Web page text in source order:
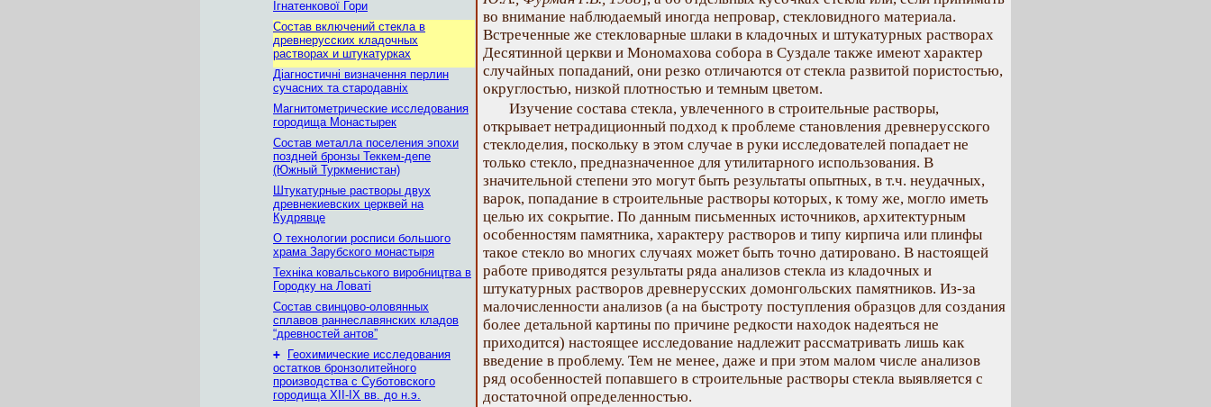
Iгнатенкової Гори
Состав включений стекла в
древнерусских кладочных
растворах и штукатурках
Діагностичні визначення перлин
сучасних та стародавніх
Магнитометрические исследования
городища Монастырек
Состав металла поселения эпохи
поздней бронзы Теккем-депе
(Южный Туркменистан)
Штукатурные растворы двух
древнекиевских церквей на
Кудрявце
О технологии росписи большого
храма Зарубского монастыря
Техніка ковальського виробництва в
Городку на Ловаті
Состав свинцово-оловянных
сплавов раннеславянских кладов
“древностей антов”
+
Геохимические исследования
остатков бронзолитейного
производства с Суботовского
городища XII-IX вв. до н.э.
во внимание наблюдаемый иногда непровар, стекловидного материала.
Встреченные же стекловарные шлаки в кладочных и штукатурных растворах
Десятинной церкви и Мономахова собора в Суздале также имеют характер
случайных попаданий, они резко отличаются от стекла развитой пористостью,
округлостью, низкой плотностью и темным цветом.
Изучение состава стекла, увлеченного в строительные растворы,
открывает нетрадиционный подход к проблеме становления древнерусского
стеклоделия, поскольку в этом случае в руки исследователей попадает не
только стекло, предназначенное для утилитарного использования. В
значительной степени это могут быть результаты опытных, в т.ч. неудачных,
варок, попадание в строительные растворы которых, к тому же, могло иметь
целью их сокрытие. По данным письменных источников, архитектурным
особенностям памятника, характеру растворов и типу кирпича или плинфы
такое стекло во многих случаях может быть точно датировано. В настоящей
работе приводятся результаты ряда анализов стекла из кладочных и
штукатурных растворов древнерусских домонгольских памятников. Из-за
малочисленности анализов (а на быстроту поступления образцов для создания
более детальной картины по причине редкости находок надеяться не
приходится) настоящее исследование надлежит рассматривать лишь как
введение в проблему. Тем не менее, даже и при этом малом числе анализов
ряд особенностей попавшего в строительные растворы стекла выявляется с
достаточной определенностью.